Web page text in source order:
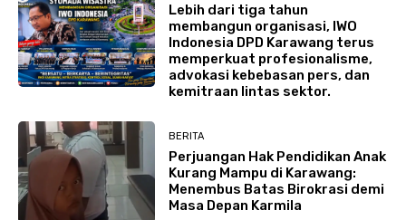
Lebih dari tiga tahun
membangun organisasi, IWO
Indonesia DPD Karawang terus
memperkuat profesionalisme,
advokasi kebebasan pers, dan
kemitraan lintas sektor.
BERITA
Perjuangan Hak Pendidikan Anak
Kurang Mampu di Karawang:
Menembus Batas Birokrasi demi
Masa Depan Karmila